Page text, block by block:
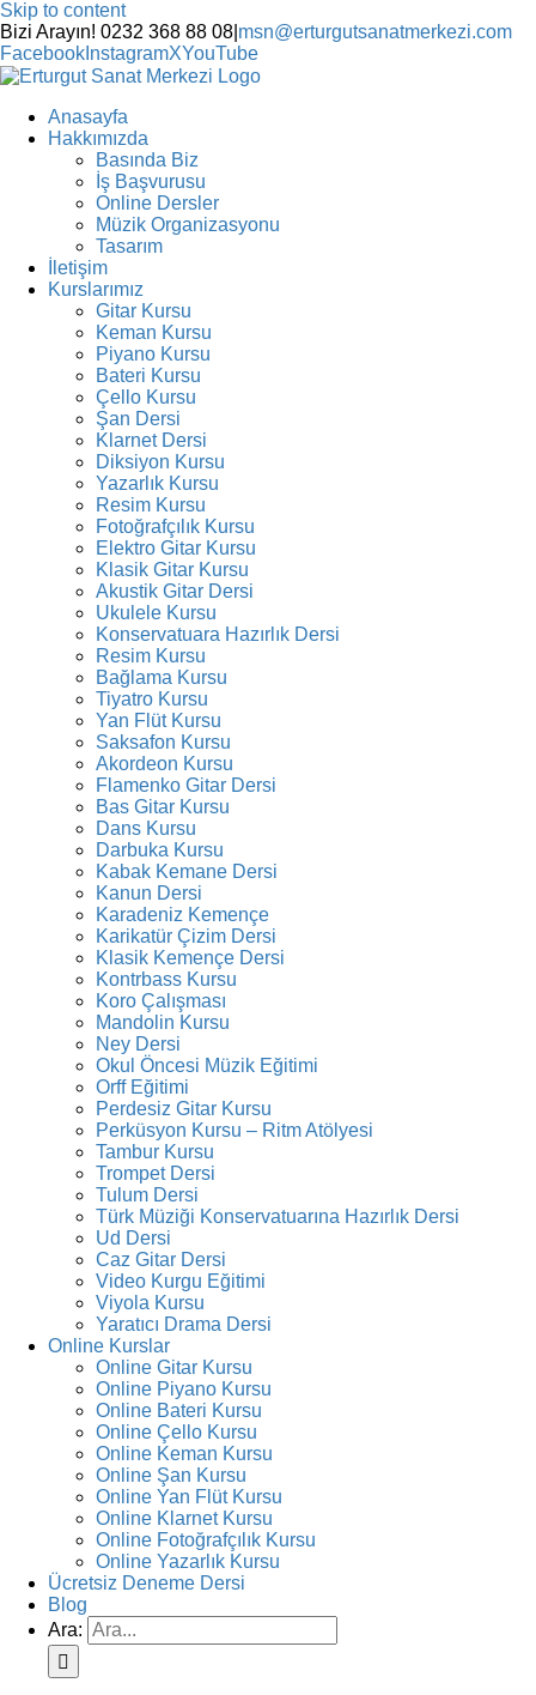
Skip to content
Bizi Arayın! 0232 368 88 08 msn@erturgutsanatmerkezi.com
Facebook InstagramXYouTube
Anasayfa
Hakkımızda
Basında Biz
İş Başvurusu
Online Dersler
Müzik Organizasyonu
Tasarım
İletişim
Kurslarımız
Gitar Kursu
Keman Kursu
Piyano Kursu
Bateri Kursu
Çello Kursu
Şan Dersi
Klarnet Dersi
Diksiyon Kursu
Yazarlık Kursu
Resim Kursu
Fotoğrafçılık Kursu
Elektro Gitar Kursu
Klasik Gitar Kursu
Akustik Gitar Dersi
Ukulele Kursu
Konservatuara Hazırlık Dersi
Resim Kursu
Bağlama Kursu
Tiyatro Kursu
Yan Flüt Kursu
Saksafon Kursu
Akordeon Kursu
Flamenko Gitar Dersi
Bas Gitar Kursu
Dans Kursu
Darbuka Kursu
Kabak Kemane Dersi
Kanun Dersi
Karadeniz Kemençe
Karikatür Çizim Dersi
Klasik Kemençe Dersi
Kontrbass Kursu
Koro Çalışması
Mandolin Kursu
Ney Dersi
Okul Öncesi Müzik Eğitimi
Orff Eğitimi
Perdesiz Gitar Kursu
Perküsyon Kursu – Ritm Atölyesi
Tambur Kursu
Trompet Dersi
Tulum Dersi
Türk Müziği Konservatuarına Hazırlık Dersi
Ud Dersi
Caz Gitar Dersi
Video Kurgu Eğitimi
Viyola Kursu
Yaratıcı Drama Dersi
Online Kurslar
Online Gitar Kursu
Online Piyano Kursu
Online Bateri Kursu
Online Çello Kursu
Online Keman Kursu
Online Şan Kursu
Online Yan Flüt Kursu
Online Klarnet Kursu
Online Fotoğrafçılık Kursu
Online Yazarlık Kursu
Ücretsiz Deneme Dersi
Blog
Ara: